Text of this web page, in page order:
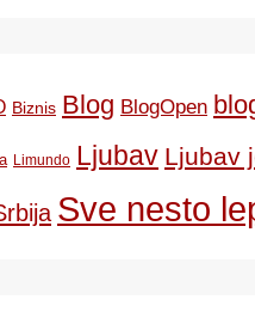
Biznis Blog BlogOpen
Limundo Ljubav Ljubav
Sve nesto